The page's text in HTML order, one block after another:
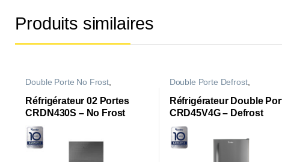
Produits similaires
Double Porte No Frost,
Réfrigérateur 02 Portes
CRDN430S – No Frost
Double Porte Defrost,
Réfrigérateur Double
CRD45V4G – Defrost